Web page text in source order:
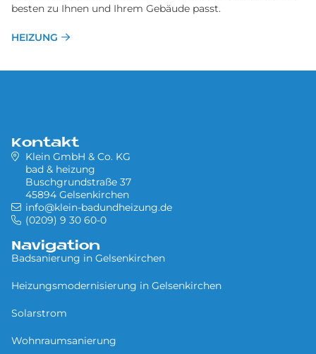
besten zu Ihnen und Ihrem Gebäude passt.
HEIZUNG
Kontakt
Klein GmbH & Co. KG
bad & heizung
Buschgrundstraße 37
45894 Gelsenkirchen
info@klein-badundheizung.de
(0209) 9 30 60-0
Navigation
Badsanierung in Gel­sen­kir­chen
Heizungsmodernisierung in Gel­sen­kir­chen
Solarstrom
Wohnraumsanierung